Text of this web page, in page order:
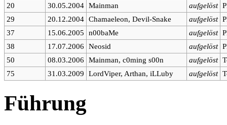
20
30.05.2004 Mainman aufgelöst
29
20.12.2004 Chamaeleon, Devil-Snake aufgelöst
37
15.06.2005 n00baMe aufgelöst
38
17.07.2006 Neosid aufgelöst
50
08.03.2006 Mainman, c0ming s00n aufgelöst
75
31.03.2009 LordViper, Arthan, iLLuby aufgelöst
Führung